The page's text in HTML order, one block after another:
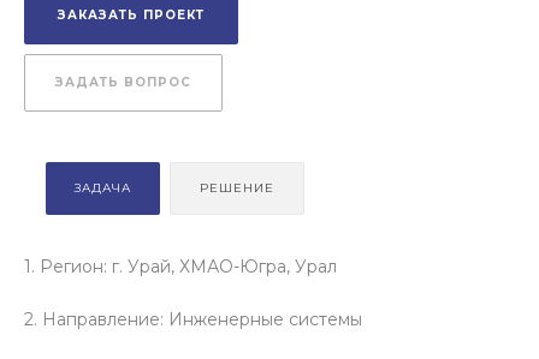
ЗАКАЗАТЬ ПРОЕКТ
ЗАДАТЬ ВОПРОС
ЗАДАЧА РЕШЕНИЕ
1. Регион: г. Урай, ХМАО-Югра, Урал
2. Направление: Инженерные системы